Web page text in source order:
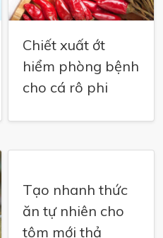
Chiết xuất ớt
hiểm phòng bệnh
cho cá rô phi
Tạo nhanh thức
ăn tự nhiên cho
tôm mới thả